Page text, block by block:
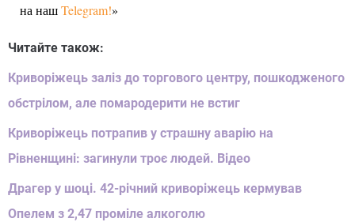
на нашTelegram!»
Читайте також:
Криворіжець заліз до торгового центру, пошкодженого
обстрілом, але помародерити не встиг
Криворіжець потрапив у страшну аварію на
Рівненщині: загинули троє людей. Відео
Драгер у шоці. 42-річний криворіжець кермував
Опелем з 2,47 проміле алкоголю